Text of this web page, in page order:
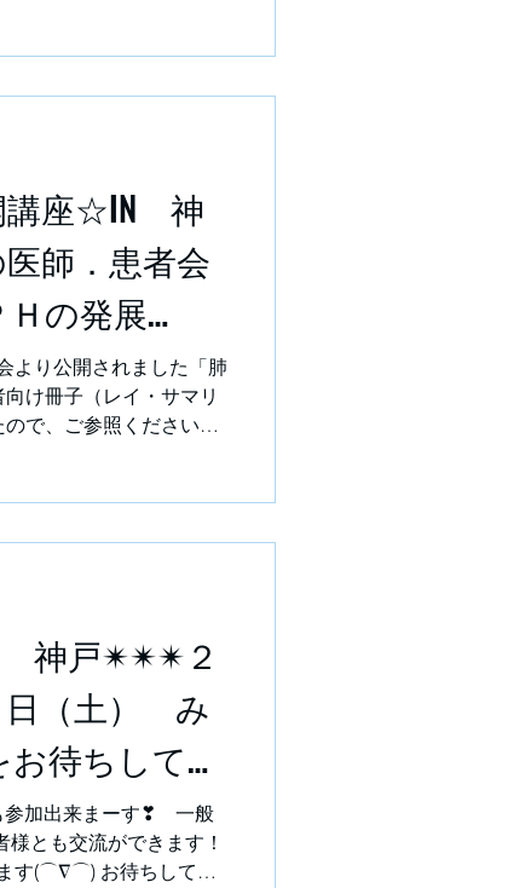
学会より公開されました
者向け冊子（レイ・サ
はこちら https://www.j-
※添付図の矢印の
ださい。 navigator☆大
オンライン☆会員限定☆
▼事前申し込みフォー
講座☆IN 神
師．患者会
の発展
❣
り公開されました「肺
け冊子（レイ・サマリ
で、ご参照ください。
ームページからご確認
ださい。
神戸✴✴✴２
日（土） み
待ちしてお
：無
参加出来まーす❣ 一般
とも交流ができます！
す(⌒∇⌒) お待ちしてお